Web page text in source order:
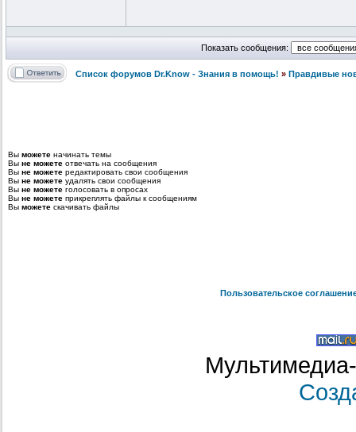
Показать сообщения:
Список форумов Dr.Know - Знания в помощь! » Правдивые
Вы можете начинать темы
Вы не можете отвечать на сообщения
Вы не можете редактировать свои сообщения
Вы не можете удалять свои сообщения
Вы не можете голосовать в опросах
Вы не можете прикреплять файлы к сообщениям
Вы можете скачивать файлы
Пользовательское